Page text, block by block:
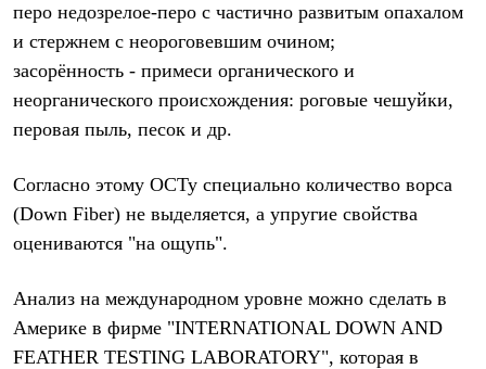
Термобелье
Комплект термобелья
Снаряжение
Палатки и тенты
Палатки
Тенты
Экспедиционные
Легкоходные
Альпинистские
Городские
Спальные мешки
Комбинированные
С синтетическим утеплителем
перо недозрелое-перо с частично развитым опахалом
и стержнем с неороговевшим очином;
засорённость - примеси органического и
неорганического происхождения: роговые чешуйки,
перовая пыль, песок и др.
Согласно этому ОСТу специально количество ворса
(Down Fiber) не выделяется, а упругие свойства
оцениваются "на ощупь".
Анализ на международном уровне можно сделать в
Америке в фирме "INTERNATIONAL DOWN AND
FEATHER TESTING LABORATORY", которая в